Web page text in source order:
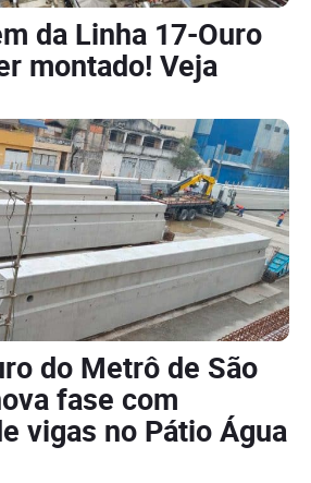
da Linha 17-Ouro
montado! Veja
do Metrô de São
fase com
vigas no Pátio Água